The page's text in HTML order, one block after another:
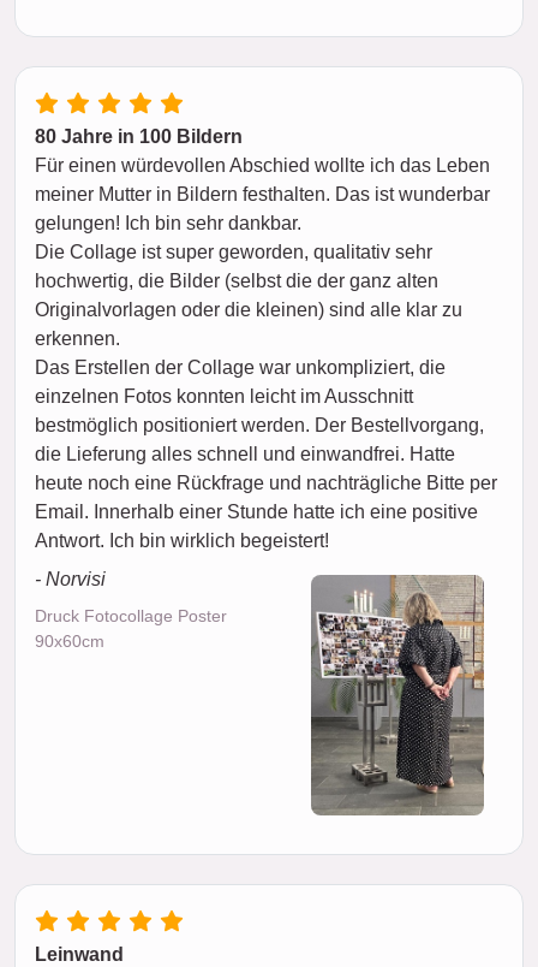
80 Jahre in 100 Bildern
Für einen würdevollen Abschied wollte ich das Leben
meiner Mutter in Bildern festhalten. Das ist wunderbar
gelungen! Ich bin sehr dankbar.
Die Collage ist super geworden, qualitativ sehr
hochwertig, die Bilder (selbst die der ganz alten
Originalvorlagen oder die kleinen) sind alle klar zu
erkennen.
Das Erstellen der Collage war unkompliziert, die
einzelnen Fotos konnten leicht im Ausschnitt
bestmöglich positioniert werden. Der Bestellvorgang,
die Lieferung alles schnell und einwandfrei. Hatte
heute noch eine Rückfrage und nachträgliche Bitte per
Email. Innerhalb einer Stunde hatte ich eine positive
Antwort. Ich bin wirklich begeistert!
- Norvisi
Druck Fotocollage Poster
90x60cm
Leinwand